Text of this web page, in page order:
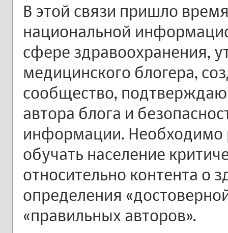
В этой связи пришло
национальной
сфере здравоохранения,
медицинского блогера,
сообщество,
автора блога и
информации. Необходимо
обучать население
относительно контента о
определения
«правильных авторов».